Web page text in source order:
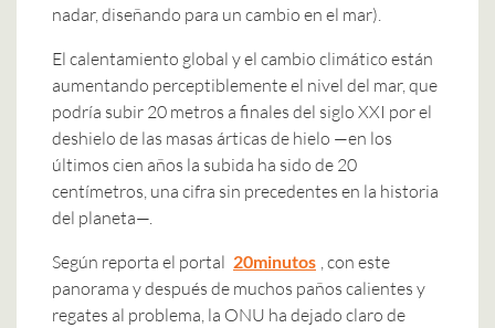
nadar, diseñando para un cambio en el mar).
El calentamiento global y el cambio climático están
aumentando perceptiblemente el nivel del mar, que
podría subir 20 metros a finales del siglo XXI por el
deshielo de las masas árticas de hielo —en los
últimos cien años la subida ha sido de 20
centímetros, una cifra sin precedentes en la historia
del planeta—.
Según reporta el portal 20minutos , con este
panorama y después de muchos paños calientes y
regates al problema, la ONU ha dejado claro de